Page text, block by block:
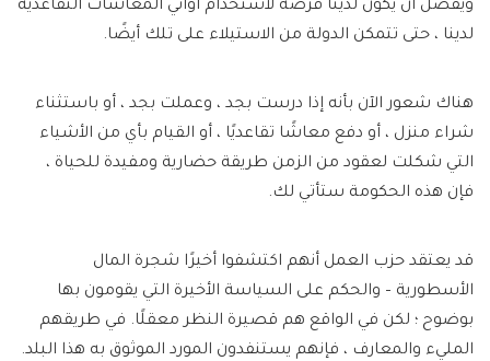
ويفضل أن يكون لدينا فرصة لاستخدام أواني المعاشات التقاعدية
لدينا ، حتى تتمكن الدولة من الاستيلاء على تلك أيضًا.
هناك شعور الآن بأنه إذا درست بجد ، وعملت بجد ، أو باستثناء
شراء منزل ، أو دفع معاشًا تقاعديًا ، أو القيام بأي من الأشياء
التي شكلت لعقود من الزمن طريقة حضارية ومفيدة للحياة ،
فإن هذه الحكومة ستأتي لك.
قد يعتقد حزب العمل أنهم اكتشفوا أخيرًا شجرة المال
الأسطورية – والحكم على السياسة الأخيرة التي يقومون بها
بوضوح ؛ لكن في الواقع هم قصيرة النظر معقلًا. في طريقهم
المليء والمعارف ، فإنهم يستنفدون المورد الموثوق به هذا البلد.